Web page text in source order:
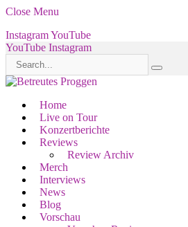
Close Menu
InstagramYouTube
YouTube Instagram
Home
Live on Tour
Konzertberichte
Reviews
Review Archiv
Merch
Interviews
News
Blog
Vorschau